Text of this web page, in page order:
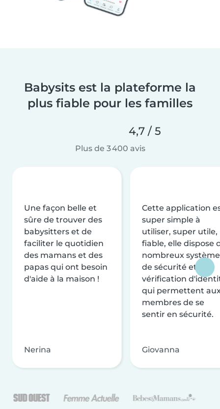
Babysits est la plateforme la
plus fiable pour les familles
4,7 / 5
Plus de 3 400 avis
Une façon belle et
sûre de trouver des
babysitters et de
faciliter le quotidien
des mamans et des
papas qui ont besoin
d'aide à la maison !
Nerina
Cette application
super simple à
utiliser, super utile,
fiable, elle dispose
nombreux
de sécurité et de
vérification
qui permettent
membres de se
sentir en sécurité.
Giovanna